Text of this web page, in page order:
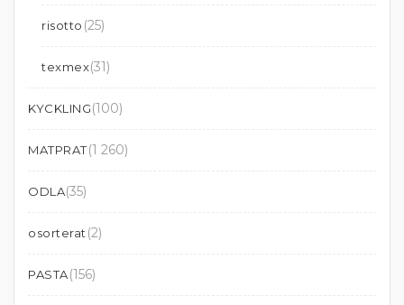
risotto (25)
texmex(31)
KYCKLING(100)
MATPRAT(1 260)
ODLA(35)
osorterat (2)
PASTA(156)